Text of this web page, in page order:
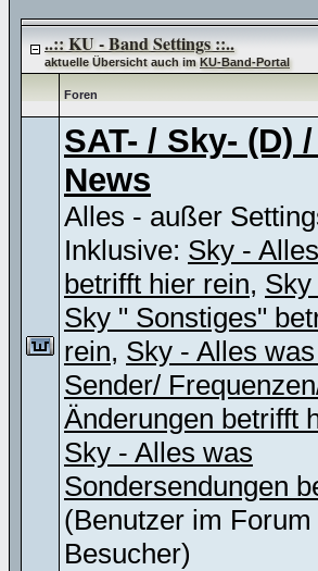
..:: KU - Band Settings ::..
aktuelle Übersicht auch imKU-Band-Portal
Foren
SAT- / Sky- (D)
News
Alles - außer
Inklusive: Sky -
betrifft hier rein,
Sky " Sonstiges"
rein, Sky - Alles
Sender/
Änderungen betrifft
Sky - Alles was
Sondersendungen
(Benutzer im
Besucher)